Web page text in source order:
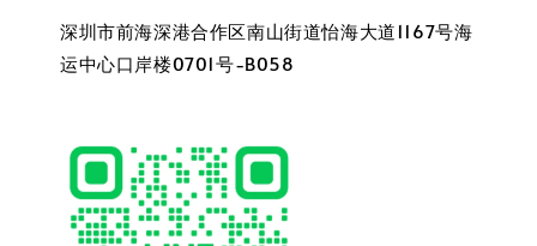
深圳市前海深港合作区南山街道怡海大道1167号海
运中心口岸楼0701号-B058